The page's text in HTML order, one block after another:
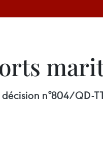
décision n°804/